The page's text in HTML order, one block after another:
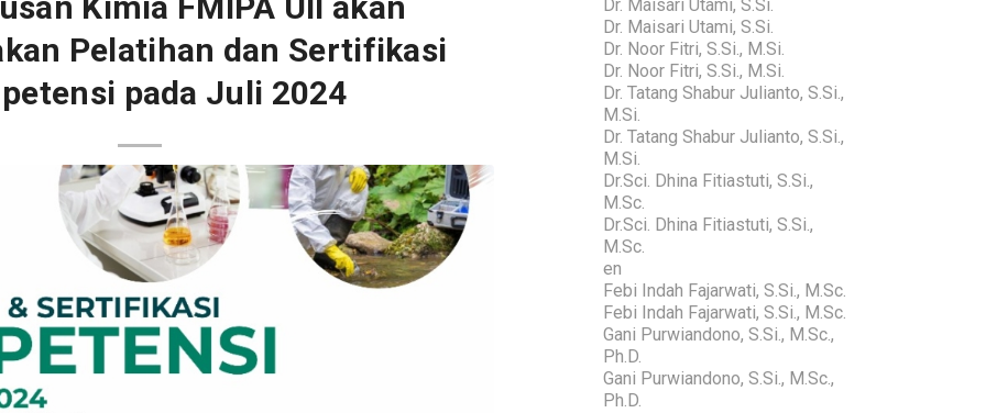
Pelatihan dan Sertifikasi
pada Juli 2024
Dr. Maisari Utami, S.Si.
Dr. Maisari Utami, S.Si.
Dr. Noor Fitri, S.Si., M.Si.
Dr. Noor Fitri, S.Si., M.Si.
Dr. Tatang Shabur Julianto, S.Si.,
M.Si.
Dr. Tatang Shabur Julianto, S.Si.,
M.Si.
Dr.Sci. Dhina Fitiastuti, S.Si.,
M.Sc.
Dr.Sci. Dhina Fitiastuti, S.Si.,
M.Sc.
en
Febi Indah Fajarwati, S.Si., M.Sc.
Febi Indah Fajarwati, S.Si., M.Sc.
Gani Purwiandono, S.Si., M.Sc.,
Ph.D.
Gani Purwiandono, S.Si., M.Sc.,
Ph.D.